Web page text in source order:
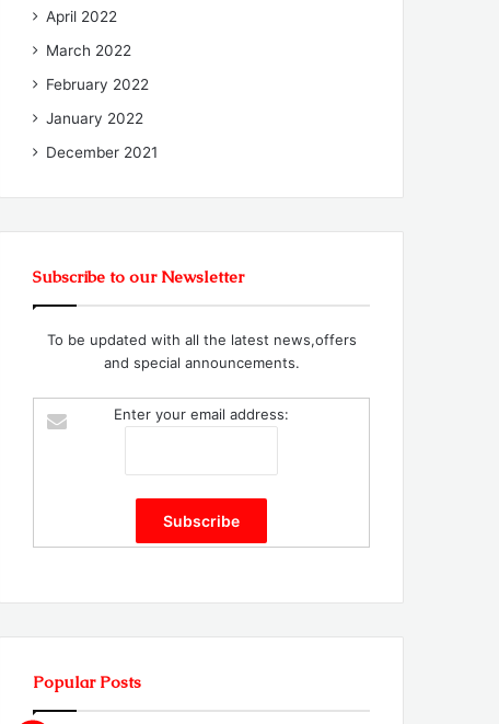
April 2022
March 2022
February 2022
January 2022
December 2021
Subscribe to our Newsletter
To be updated with all the latest news,offers
and special announcements.
Enter your email address:
Popular Posts